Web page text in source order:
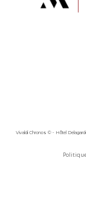
Vivaldi Chronos © - Hôtel